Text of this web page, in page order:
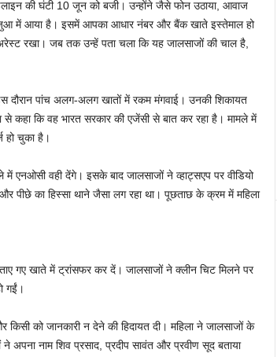
की घंटी 10 जून को बजी। उन्होंने जैसे फोन उठाया, आवाज
में आया है। इसमें आपका आधार नंबर और बैंक खाते इस्तेमाल हो
रखा। जब तक उन्हें पता चला कि यह जालसाजों की चाल है,
दौरान पांच अलग-अलग खातों में रकम मंगवाई। उनकी शिकायत
कहा कि वह भारत सरकार की एजेंसी से बात कर रहा है। मामले में
चुका है।
एनओसी वही देंगे। इसके बाद जालसाजों ने व्हाट्सएप पर वीडियो
पीछे का हिस्सा थाने जैसा लग रहा था। पूछताछ के क्रम में महिला
गए खाते में ट्रांसफर कर दें। जालसाजों ने क्लीन चिट मिलने पर
गईं।
को जानकारी न देने की हिदायत दी। महिला ने जालसाजों के
अपना नाम शिव प्रसाद, प्रदीप सावंत और प्रवीण सूद बताया